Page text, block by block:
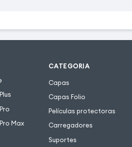
Max
CATEGORIA
Capas
Capas Folio
Películas protectoras
Carregadores
Suportes